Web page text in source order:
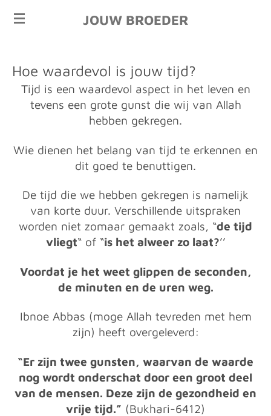
Ga
hoofdinhoud
JOUW BROEDER
Hoe waardevol is jouw tijd?
Tijd is een waardevol aspect in het leven en
tevens een grote gunst die wij van Allah
hebben gekregen.
Wie dienen het belang van tijd te erkennen en
dit goed te benuttigen.
De tijd die we hebben gekregen is namelijk
van korte duur. Verschillende uitspraken
worden niet zomaar gemaakt zoals, “de tijd
vliegt“ of “is het alweer zo laat?’’
Voordat je het weet glippen de seconden,
de minuten en de uren weg.
Ibnoe Abbas (moge Allah tevreden met hem
zijn) heeft overgeleverd:
“Er zijn twee gunsten, waarvan de waarde
nog wordt onderschat door een groot deel
van de mensen. Deze zijn de gezondheid en
vrije tijd.” (Bukhari-6412)